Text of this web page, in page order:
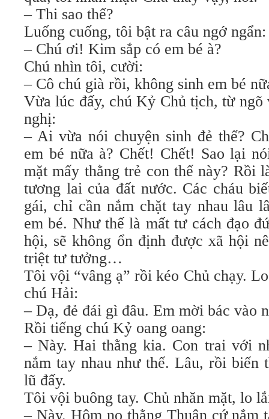
– Thi sao thế?
Luống cuống, tôi bật ra câu ngớ ngẩn:
– Chú ơi! Kim sắp có em bé à?
Chú nhìn tôi, cười:
– Cô chú già rồi, không sinh em bé
Vừa lúc đấy, chú Kỷ Chủ tịch, từ ngõ
nghị:
– Ai vừa nói chuyện sinh đẻ thế?
em bé nữa à? Chết! Chết! Sao lại
mặt mấy thằng trẻ con thế này? Rồi
tương lai của đất nước. Các cháu
gái, chỉ cần nắm chặt tay nhau lâu
em bé. Như thế là mất tư cách đạo
hội, sẽ không ổn định được xã hội
triệt tư tưởng…
Tôi vội “vâng ạ” rồi kéo Chủ chạy.
chú Hải:
– Dạ, đẻ đái gì đâu. Em mời bác vào
Rồi tiếng chú Kỷ oang oang:
– Này. Hai thằng kia. Con trai với
nắm tay nhau như thế. Lâu, rồi biến
lũ đấy.
Tôi vội buông tay. Chủ nhăn mặt, lo
– Này. Hôm nọ thằng Thuận cứ nắm